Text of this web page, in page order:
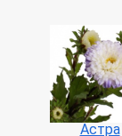
Астра